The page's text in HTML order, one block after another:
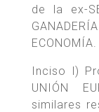
de la ex-
ECONOMÍA.
Inciso l)
UNIÓN
similares